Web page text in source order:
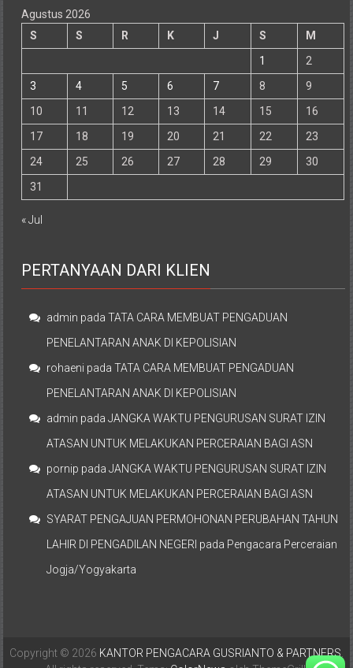
Agustus 2026
S
S R K J S
M
1
2
3
4 5 6 7 8
9
10
11 12 13 14 15
16
17
18 19 20 21 22
23
24
25 26 27 28 29
30
31
« Jul
PERTANYAAN DARI KLIEN
admin padaTATA CARA MEMBUAT PENGADUAN
PENELANTARAN ANAK DI KEPOLISIAN
rohaeni padaTATA CARA MEMBUAT PENGADUAN
PENELANTARAN ANAK DI KEPOLISIAN
admin padaJANGKA WAKTU PENGURUSAN SURAT IZIN
ATASAN UNTUK MELAKUKAN PERCERAIAN BAGI ASN
pornip padaJANGKA WAKTU PENGURUSAN SURAT IZIN
ATASAN UNTUK MELAKUKAN PERCERAIAN BAGI ASN
SYARAT PENGAJUAN PERMOHONAN PERUBAHAN TAHUN
LAHIR DI PENGADILAN NEGERI pada Pengacara Perceraian
Jogja/Yogyakarta
Copyright © 2026 KANTOR PENGACARA GUSRIANTO & PARTNERS.